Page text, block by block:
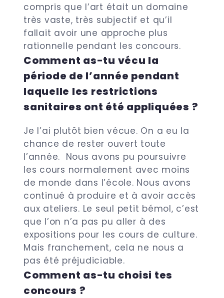
compris que l’art était un domaine
très vaste, très subjectif et qu’il
fallait avoir une approche plus
rationnelle pendant les concours.
Comment as-tu vécu la
période de l’année pendant
laquelle les restrictions
sanitaires ont été appliquées ?
Je l’ai plutôt bien vécue. On a eu la
chance de rester ouvert toute
l’année. Nous avons pu poursuivre
les cours normalement avec moins
de monde dans l’école. Nous avons
continué à produire et à avoir accès
aux ateliers. Le seul petit bémol, c’est
que l’on n’a pas pu aller à des
expositions pour les cours de culture.
Mais franchement, cela ne nous a
pas été préjudiciable.
Comment as-tu choisi tes
concours ?